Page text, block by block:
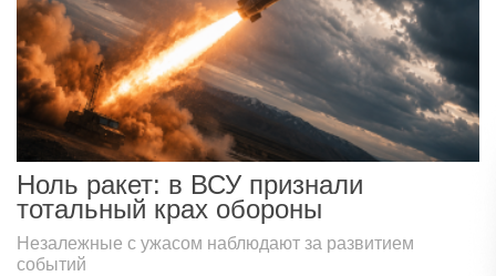
Ноль ракет: в ВСУ признали
тотальный крах обороны
Незалежные с ужасом наблюдают за развитием
событий